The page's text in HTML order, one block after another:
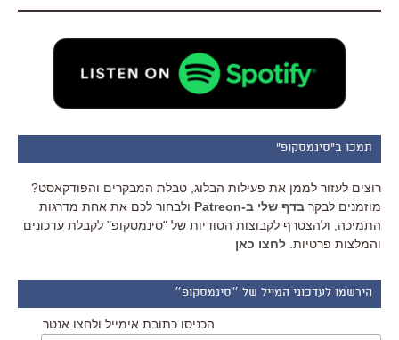
תמכו ב"סינמסקופ"
רוצים לעזור לממן את פעילות הבלוג, טבלת המבקרים והפודקאסט?
מוזמנים לבקר בדף שלי ב-Patreon
ולבחור לכם את אחת מדרגות
התמיכה, ולהצטרף לקבוצות הסודיות של "סינמסקופ" לקבלת עדכונים
והמלצות פרטיות. לחצו כאן
הירשמו לעדכוני המייל של ״סינמסקופ״
הכניסו כתובת אימייל ולחצו אנטר